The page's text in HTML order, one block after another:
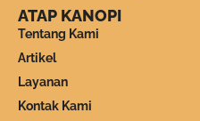
ATAP KANOPI
Tentang Kami
Artikel
Layanan
Kontak Kami